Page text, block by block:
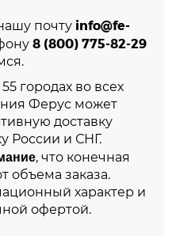
почту info@fe-
8 (800) 775-82-29
городах во всех
Ферус может
доставку
России и СНГ.
, что конечная
объема заказа.
характер и
офертой.